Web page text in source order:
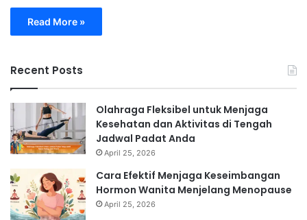
Read More »
Recent Posts
Olahraga Fleksibel untuk Menjaga
Kesehatan dan Aktivitas di Tengah
Jadwal Padat Anda
April 25, 2026
Cara Efektif Menjaga Keseimbangan
Hormon Wanita Menjelang Menopause
April 25, 2026